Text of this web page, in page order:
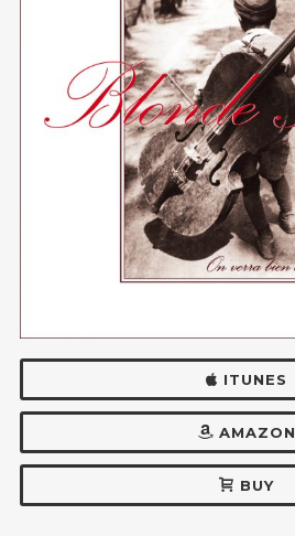
SHOP FULL WIDTH
ITUNES
AMAZON
BUY